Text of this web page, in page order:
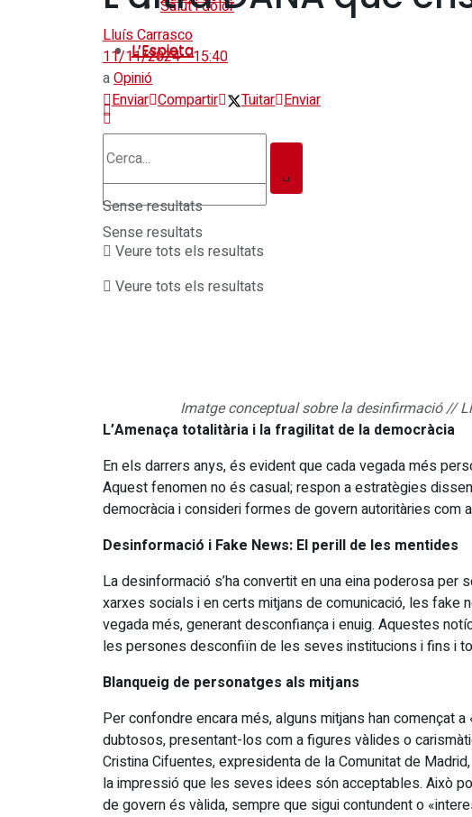
L’Espieta
Sense resultats
Veure tots els resultats
Salut i dolor
L’Espieta
Sense resultats
Veure tots els resultats
Lluís Carrasco
11/11/2024 - 15:40
aOpinió
Enviar Compartir Tuitar Enviar
Imatge conceptual sobre la desinfirmació //
L’Amenaça totalitària i la fragilitat de la democràcia
En els darrers anys, és evident que cada vegada més
Aquest fenomen no és casual; respon a estratègies
democràcia i consideri formes de govern autoritàries com
Desinformació i Fake News: El perill de les mentides
La desinformació s’ha convertit en una eina poderosa
xarxes socials i en certs mitjans de comunicació, les
vegada més, generant desconfiança i enuig. Aquestes
les persones desconfiïn de les seves institucions i fins i
Blanqueig de personatges als mitjans
Per confondre encara més, alguns mitjans han començat
dubtosos, presentant-los com a figures vàlides o
Cristina Cifuentes, expresidenta de la Comunitat de
la impressió que les seves idees són acceptables. Això
de govern és vàlida, sempre que sigui contundent o